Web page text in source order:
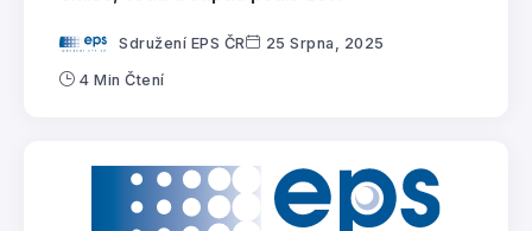
Sdružení EPS ČR 25 Srpna, 2025
4 Min Čtení